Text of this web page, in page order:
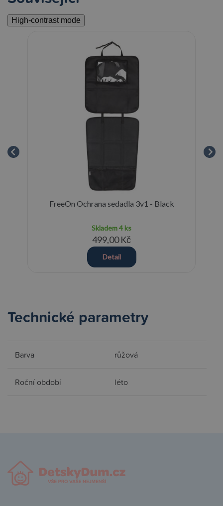
High-contrast mode
FreeOn Ochrana sedadla 3v1 - Black
Skladem4 ks
499,00 Kč
Detail
Technické parametry
Barva růžová
Roční období léto